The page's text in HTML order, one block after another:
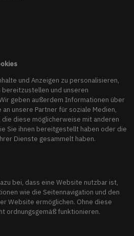
und Anzeigen zu personalisieren,
und unseren
geben außerdem Informationen über
unsere Partner für soziale Medien,
die diese möglicherweise mit anderen
Sie ihnen bereitgestellt haben oder die
Dienste gesammelt haben.
bei, dass eine Website nutzbar ist,
wie die Seitennavigation und den
Website ermöglichen. Ohne diese
ordnungsgemäß funktionieren.